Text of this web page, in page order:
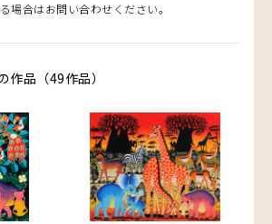
場合はお問い合わせください。
作品（49作品）